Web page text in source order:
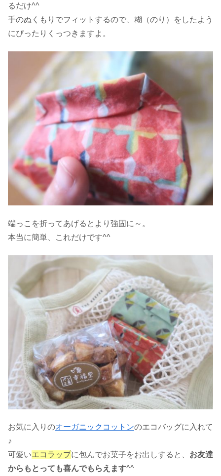
るだけ^^
手のぬくもりでフィットするので、糊（のり）をしたよう
にぴったりくっつきますよ。
端っこを折ってあげるとより強固に～。
本当に簡単、これだけです^^
お気に入りのオーガニックコットンのエコバッグに入れて
♪
可愛いエコラップに包んでお菓子をお出しすると、 お友達
からもとっても喜んでもらえます^^